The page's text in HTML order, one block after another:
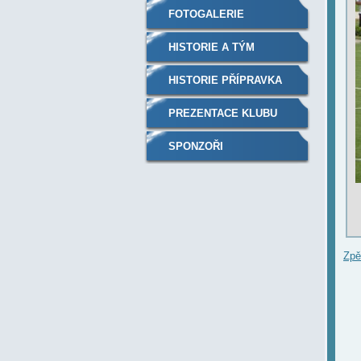
FOTOGALERIE
HISTORIE A TÝM
HISTORIE PŘÍPRAVKA
PREZENTACE KLUBU
SPONZOŘI